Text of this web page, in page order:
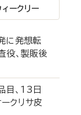
ィークリー
に発想転
、製販後
目、13日
クリサ皮